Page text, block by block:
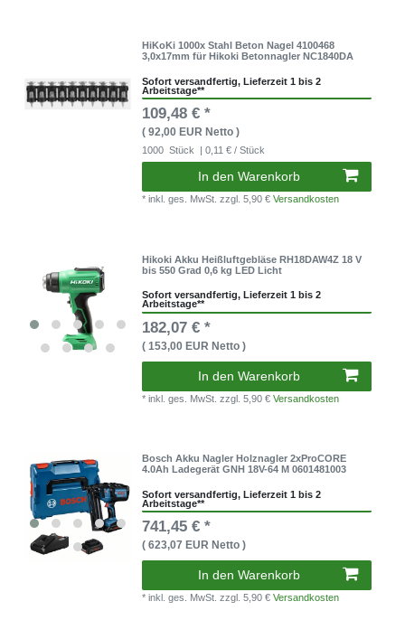
HiKoKi 1000x Stahl Beton Nagel 4100468
3,0x17mm für Hikoki Betonnagler NC1840DA
Sofort versandfertig, Lieferzeit 1 bis 2
Arbeitstage**
109,48 € *
( 92,00 EUR Netto )
1000 Stück | 0,11 € / Stück
In den Warenkorb
* inkl. ges. MwSt.zzgl. 5,90 €Versandkosten
Hikoki Akku Heißluftgebläse RH18DAW4Z 18 V
bis 550 Grad 0,6 kg LED Licht
Sofort versandfertig, Lieferzeit 1 bis 2
Arbeitstage**
182,07 € *
( 153,00 EUR Netto )
In den Warenkorb
* inkl. ges. MwSt.zzgl. 5,90 €Versandkosten
Bosch Akku Nagler Holznagler 2xProCORE
4.0Ah Ladegerät GNH 18V-64 M 0601481003
Sofort versandfertig, Lieferzeit 1 bis 2
Arbeitstage**
741,45 € *
( 623,07 EUR Netto )
In den Warenkorb
* inkl. ges. MwSt.zzgl. 5,90 €Versandkosten